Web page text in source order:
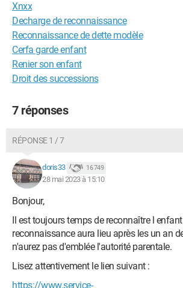
Xnxx
Decharge de reconnaissance
Reconnaissance de dette modèle
Cerfa garde enfant
Renier son enfant
Droit des successions
7 réponses
RÉPONSE 1 / 7
doris33 16 749
28 mai 2023 à 15:10
Bonjour,
Il est toujours temps de reconnaître l
reconnaissance aura lieu après les un an
n'aurez pas d'emblée l'autorité parentale.
Lisez attentivement le lien suivant :
https://www.service-